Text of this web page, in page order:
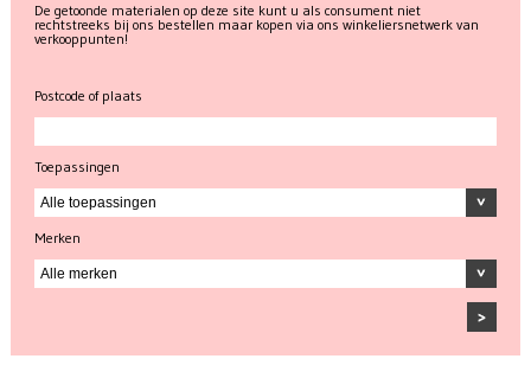
De getoonde materialen op deze site kunt u als consument niet
rechtstreeks bij ons bestellen maar kopen via ons winkeliersnetwerk van
verkooppunten!
Postcode of plaats
Toepassingen
Merken